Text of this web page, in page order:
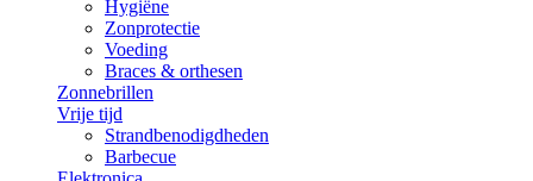
Hygiëne
Zonprotectie
Voeding
Braces & orthesen
Zonnebrillen
Vrije tijd
Strandbenodigdheden
Barbecue